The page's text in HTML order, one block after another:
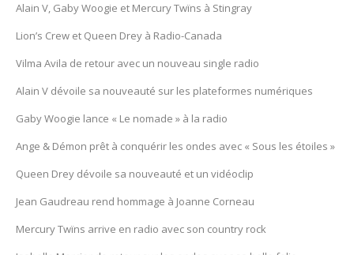
Alain V, Gaby Woogie et Mercury Twïns à Stingray
Lion’s Crew et Queen Drey à Radio-Canada
Vilma Avila de retour avec un nouveau single radio
Alain V dévoile sa nouveauté sur les plateformes numériques
Gaby Woogie lance « Le nomade » à la radio
Ange & Démon prêt à conquérir les ondes avec « Sous les étoiles »
Queen Drey dévoile sa nouveauté et un vidéoclip
Jean Gaudreau rend hommage à Joanne Corneau
Mercury Twïns arrive en radio avec son country rock